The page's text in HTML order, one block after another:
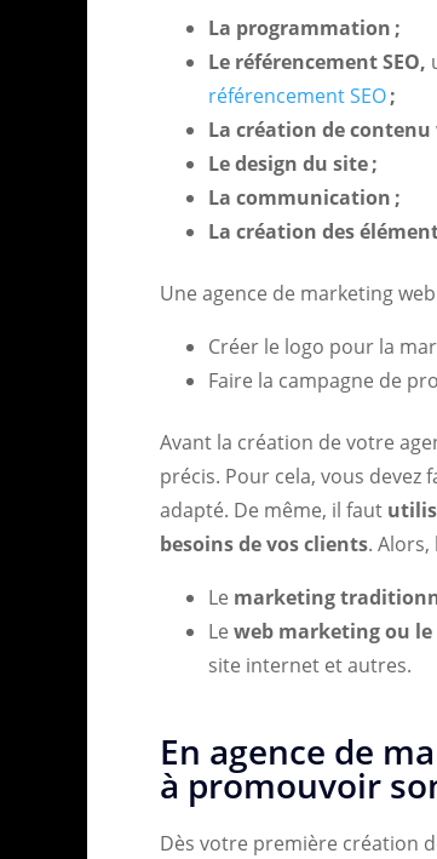
La programmation ;
Le référencement SEO,
référencement SEO;
La création de contenu
Le design du site ;
La communication ;
La création des
Une agence de marketing
Créer le logo pour la
Faire la campagne de
Avant la création de votre
précis. Pour cela, vous
adapté. De même, il faut
besoins de vos clients.
Le marketing
Le web marketing ou
site internet et autres.
En agence de
à promouvoir
Dès votre première création